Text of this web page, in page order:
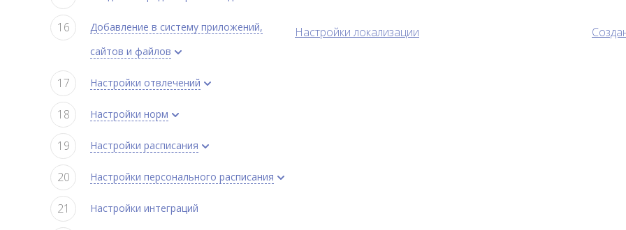
Добавление в систему приложений,
сайтов и файлов
Настройки отвлечений
Настройки норм
Настройки расписания
Настройки персонального расписания
Настройки интеграций
Настройки локализации